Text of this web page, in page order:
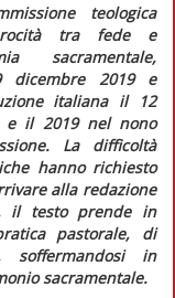
teologica
tra fede e
sacramentale,
dicembre 2019 e
italiana il 12
e il 2019 nel nono
La difficoltà
hanno richiesto
alla redazione
il testo prende in
pastorale, di
in
sacramentale.